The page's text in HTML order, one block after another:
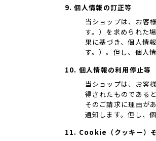
9. 個人情報の訂正等
当ショップは、お客
す。）を求められた
果に基づき、個人情
す。）。但し、個人
10. 個人情報の利用停止等
当ショップは、お客
得されたものである
そのご請求に理由が
通知します。但し、
11. Cookie（クッキー）